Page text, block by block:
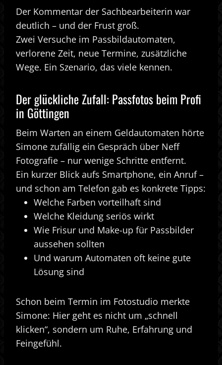
Der Kommentar der Sachbearbeiterin war
deutlich – und der Frust groß.
Zwei Versuche im Passbildautomaten,
verlorene Zeit, neue Termine, zusätzliche
Wege. Ein Szenario, das viele kennen.
Der glückliche Zufall: Passfotos beim Profi
in Göttingen
Beim Warten an einem Geldautomaten hörte
Simone zufällig ein Gespräch über Neff
Fotografie – nur wenige Schritte entfernt.
Ein kurzer Blick aufs Smartphone, ein Anruf –
und schon am Telefon gab es konkrete Tipps:
Welche Farben vorteilhaft sind
Welche Kleidung seriös wirkt
Wie Frisur und Make-up für Passbilder
aussehen sollten
Und warum Automaten oft keine gute
Lösung sind
Schon beim Termin im Fotostudio merkte
Simone: Hier geht es nicht um „schnell
klicken“, sondern um Ruhe, Erfahrung und
Feingefühl.